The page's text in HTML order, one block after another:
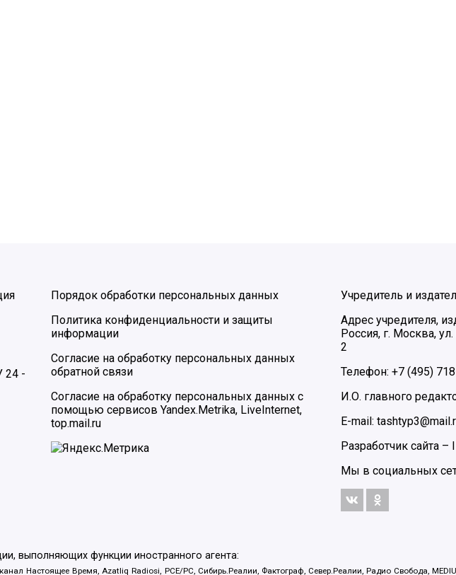
24 -
Порядок обработки персональных данных
Политика конфиденциальности и защиты
информации
Согласие на обработку персональных данных
обратной связи
Согласие на обработку персональных данных с
помощью сервисов Yandex.Metrika, LiveInternet,
top.mail.ru
Учредитель и
Адрес учредителя,
Россия, г. Москва,
2
Телефон: +7 (495)
И.О. главного
E-mail:
Разработчик сайта –
Мы в социальных
выполняющих функции иностранного агента:
Настоящее Время, Azatliq Radiosi, PCE/PC, Сибирь.Реалии, Фактограф, Север.Реалии, Радио Свобода,